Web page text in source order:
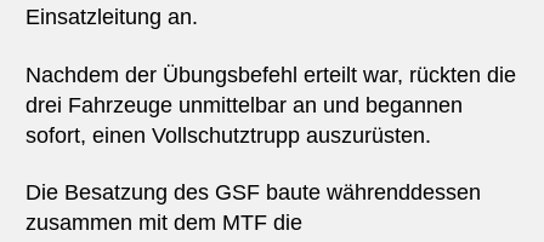
Einsatzleitung an.
Nachdem der Übungsbefehl erteilt war, rückten die
drei Fahrzeuge unmittelbar an und begannen
sofort, einen Vollschutztrupp auszurüsten.
Die Besatzung des GSF baute währenddessen
zusammen mit dem MTF die